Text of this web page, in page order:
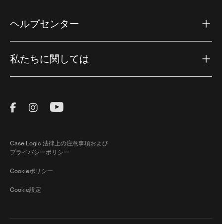
ヘルプセンター
私たちに関しては
Visit Thule on Facebook (external link)
Visit Thule on Instagram (external link)
Visit Thule on Youtube (external
Case Logic 法律上の注意事項および
プライバシーポリシー
Cookieポリシー
Cookie設定